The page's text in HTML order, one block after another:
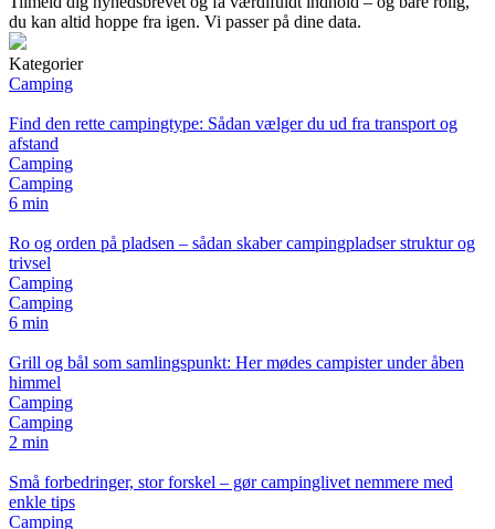
du kan altid hoppe fra igen. Vi passer på dine data.
Kategorier
Camping
Find den rette campingtype: Sådan vælger du ud fra transport og
afstand
Camping
Camping
6 min
Ro og orden på pladsen – sådan skaber campingpladser struktur og
trivsel
Camping
Camping
6 min
Grill og bål som samlingspunkt: Her mødes campister under åben
himmel
Camping
Camping
2 min
Små forbedringer, stor forskel – gør campinglivet nemmere med
enkle tips
Camping